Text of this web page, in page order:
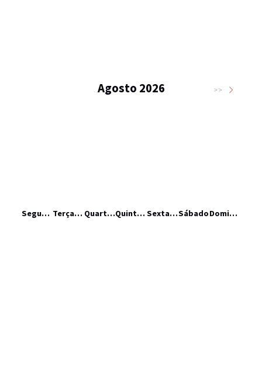
Agosto 2026 >>
Segunda-feira Terça-feira Quarta-feira Quinta-feira Sexta-feiraSábado Domingo